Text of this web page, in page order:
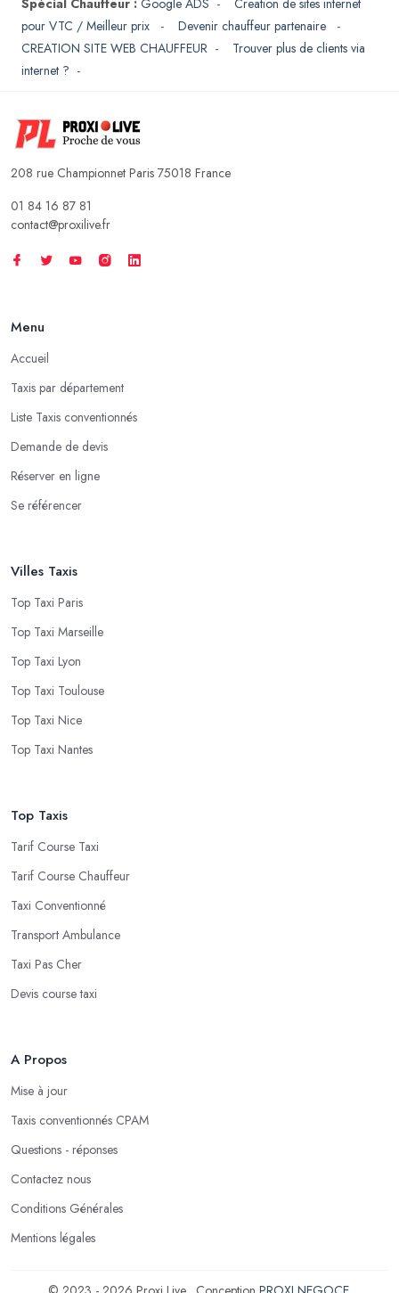
pour VTC / Meilleur prix
- Devenir chauffeur partenaire
-
CREATION SITE WEB CHAUFFEUR - Trouver plus de clients via
internet ? -
208 rue Championnet Paris 75018 France
01 84 16 87 81
contact@proxilive.fr
Menu
Accueil
Taxis par département
Liste Taxis conventionnés
Demande de devis
Réserver en ligne
Se référencer
Villes Taxis
Top Taxi Paris
Top Taxi Marseille
Top Taxi Lyon
Top Taxi Toulouse
Top Taxi Nice
Top Taxi Nantes
Top Taxis
Tarif Course Taxi
Tarif Course Chauffeur
Taxi Conventionné
Transport Ambulance
Taxi Pas Cher
Devis course taxi
A Propos
Mise à jour
Taxis conventionnés CPAM
Questions - réponses
Contactez nous
Conditions Générales
Mentions légales